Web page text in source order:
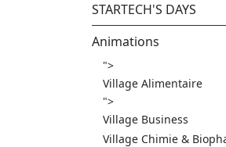
STARTECH'S DAYS
Animations
">
Village Alimentaire
">
Village Business
Village Chimie &